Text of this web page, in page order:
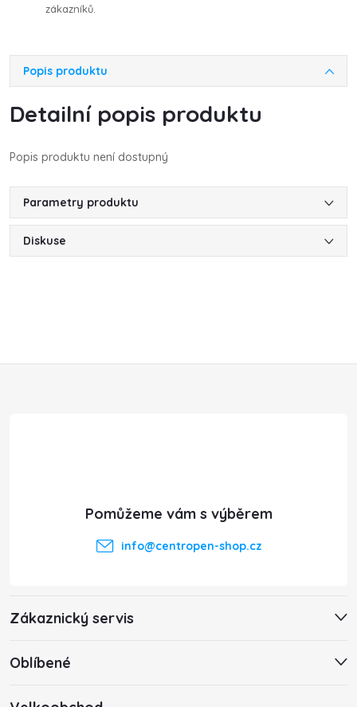
zákazníků.
Popis produktu
Detailní popis produktu
Popis produktu není dostupný
Parametry produktu
Diskuse
Zákaznický servis
Oblíbené
info@centropen-shop.cz